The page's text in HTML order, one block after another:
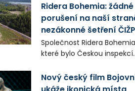
Ridera Bohemia: žádné
porušení na naší
nezákonné šetření ČIŽP
Společnost Ridera
které bylo Českou inspekcí
roky vedeno
řízení, při realizaci OVS na
Nový český film